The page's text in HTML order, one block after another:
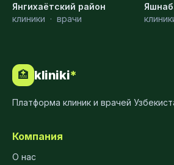
Янгихаётский район
клиники · врачи
🏥 kliniki*
Платформа клиник и врачей
Компания
О нас